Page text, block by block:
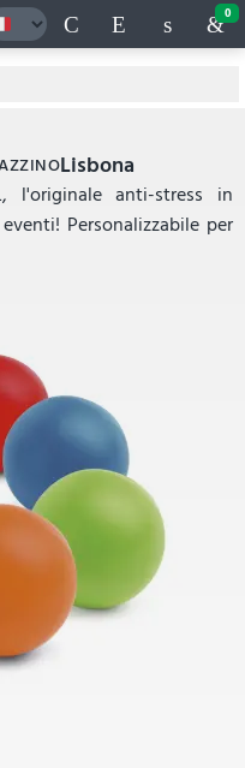
0
Lisbona
l'originale anti-stress in
Personalizzabile per